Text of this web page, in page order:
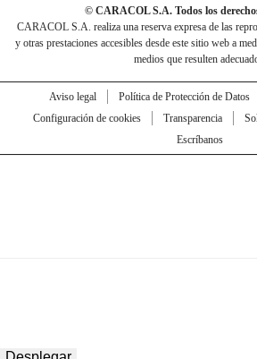
© CARACOL S.A. Todos los
CARACOL S.A. realiza una reserva expresa de las
y otras prestaciones accesibles desde este sitio web a
medios que resulten
Aviso legal Política de Protección de Datos
Configuración de cookies
Transparencia
Escríbanos